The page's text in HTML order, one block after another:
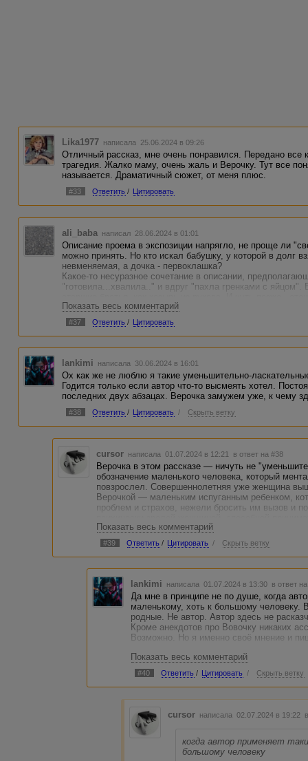
Lika1977 написала 25.06.2024 в 09:26
Отличный рассказ, мне очень понравился. Передано все
трагедия. Жалко маму, очень жаль и Верочку. Тут все
называется. Драматичный сюжет, от меня плюс.
#33 Ответить / Цитировать
ali_baba написал 28.06.2024 в 01:01
Описание проема в экспозиции напрягло, не проще ли
можно принять. Но кто искал бабушку, у которой в долг
невменяемая, а дочка - первоклашка?
Какое-то несуразное сочетание в описании,
"готовила...хвалила.." и вдруг "пахла гренками с яйцом".
жалостливого "Придется опять самой стирать форму"
Развеялось..Хотя финальный туман с замахом на
сферой догадок.
Нет, не произвело...
Показать весь комментарий
#37 Ответить / Цитировать
lankimi написала 30.06.2024 в 16:01
Ох как же не люблю я такие уменьшительно-
Годится только если автор что-то высмеять хотел.
последних двух абзацах. Верочка замужем уже, к чему
#38 Ответить / Цитировать / Скрыть ветку
cursor написала 01.07.2024 в 12:21 в ответ на #38
Верочка в этом рассказе — ничуть не
обозначение маленького человека, который
повзрослел. Совершеннолетняя уже женщина
Верочкой — маленьким испуганным ребенком,
проблем и страхов, нежели бросить им вызов и
Показать весь комментарий
#39 Ответить / Цитировать / Скрыть ветку
lankimi написала 01.07.2024 в 13:30 в ответ
Да мне в принципе не по душе, когда
маленькому, хоть к большому человеку.
родные. Не автор. Автор здесь не
Кроме анекдотов про Вовочку никаких
Возможно. Но я именно своё мнение и
Вашу мысль про то, что она ментально
только запутал. Показалось сначала,
Потому как после звёздочек ничто не
после описываемых событий.
Показать весь комментарий
#40 Ответить / Цитировать / Скрыть ветку
cursor написала 02.07.2024 в 19:22
когда автор применяет
большому человеку